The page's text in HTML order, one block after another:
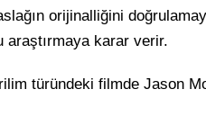
orijinalliğini
araştırmaya karar verir.
türündeki filmde Jason